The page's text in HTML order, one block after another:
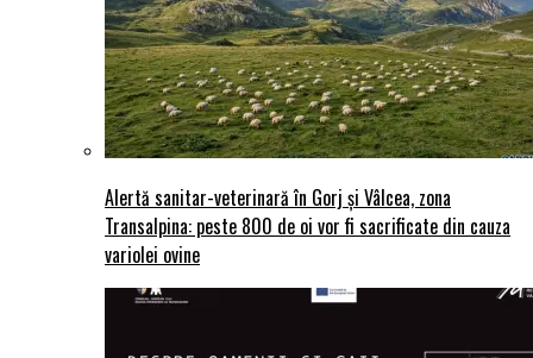
Alertă sanitar-veterinară în Gorj și Vâlcea, zona
Transalpina: peste 800 de oi vor fi sacrificate din cauza
variolei ovine